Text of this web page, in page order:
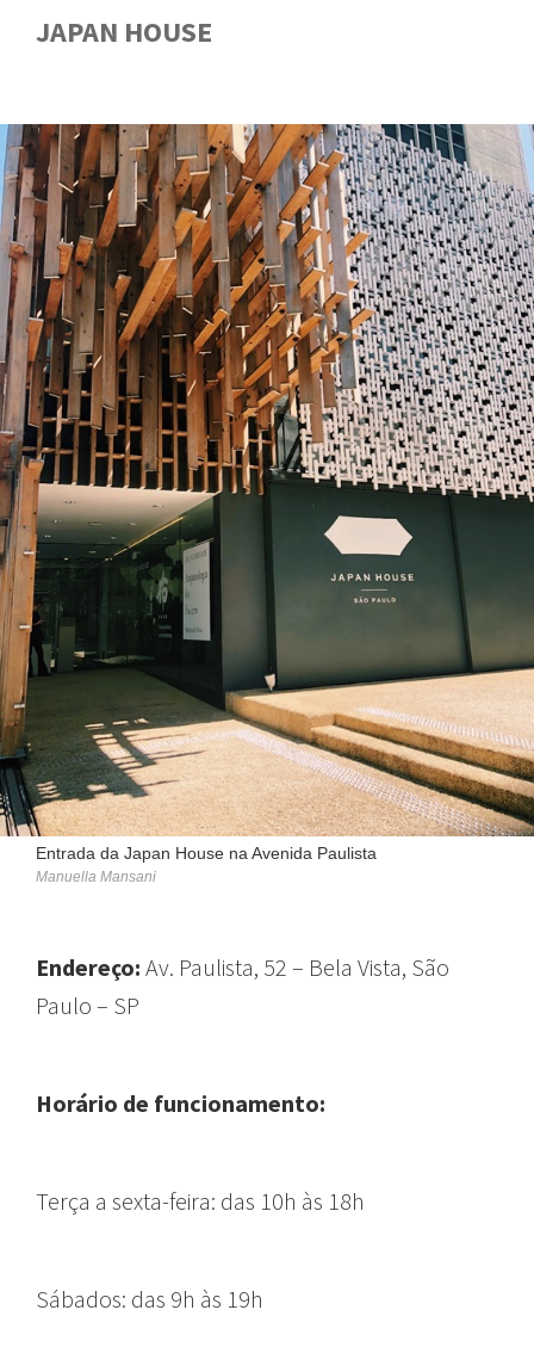
JAPAN HOUSE
Entrada da Japan House na Avenida Paulista
Manuella Mansani
Endereço: Av. Paulista, 52 – Bela Vista, São
Paulo – SP
Horário de funcionamento:
Terça a sexta-feira: das 10h às 18h
Sábados: das 9h às 19h